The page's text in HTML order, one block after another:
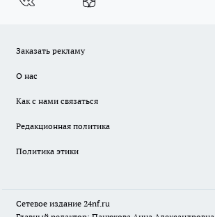
Заказать рекламу
О нас
Как с нами связаться
Редакционная политика
Политика этики
Сетевое издание 24nf.ru